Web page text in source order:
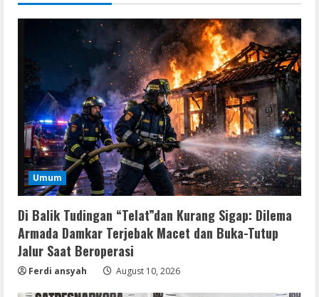
Umum
Di Balik Tudingan “Telat”dan Kurang Sigap: Dilema
Armada Damkar Terjebak Macet dan Buka-Tutup
Jalur Saat Beroperasi
Ferdi ansyah August 10, 2026